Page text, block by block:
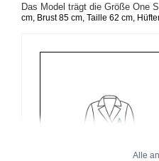
Das Model trägt die Größe One
cm, Brust 85 cm, Taille 62 cm,
Alle